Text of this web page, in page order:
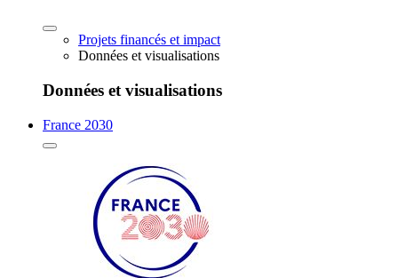
Projets financés et impact
Données et visualisations
Données et visualisations
France 2030